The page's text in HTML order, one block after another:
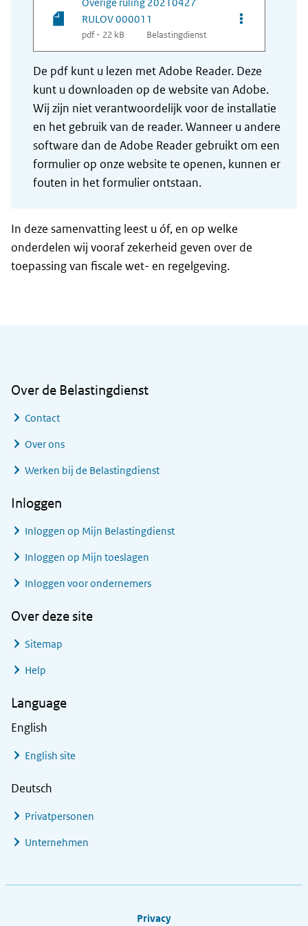
RULOV 000011
pdf - 22 kB Belastingdienst
Opties van
De pdf kunt u lezen met Adobe Reader. Deze
kunt u downloaden op de website van Adobe.
Wij zijn niet verantwoordelijk voor de installatie
en het gebruik van de reader. Wanneer u andere
software dan de Adobe Reader gebruikt om een
formulier op onze website te openen, kunnen er
fouten in het formulier ontstaan.
In deze samenvatting leest u óf, en op welke
onderdelen wij vooraf zekerheid geven over de
toepassing van fiscale wet- en regelgeving.
Over de Belastingdienst
Contact
Over ons
Werken bij de Belastingdienst
Inloggen
Inloggen op Mijn Belastingdienst
Inloggen op Mijn toeslagen
Inloggen voor ondernemers
Over deze site
Sitemap
Help
Language
English
English site
Deutsch
Privatpersonen
Unternehmen
Privacy